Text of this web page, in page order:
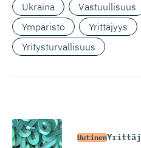
Ukraina
Vastuullisuus
Ympäristö
Yrittäjyys
Yritysturvallisuus
Uutinen